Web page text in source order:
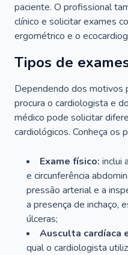
paciente. O profissional
clínico e solicitar exames
ergométrico e o
Tipos de
Dependendo dos motivos
procura o cardiologista e
médico pode solicitar
cardiológicos. Conheça os
Exame físico: inclui
e circunferência
pressão arterial e a
a presença de inchaço,
úlceras;
Ausculta cardíaca
qual o cardiologista